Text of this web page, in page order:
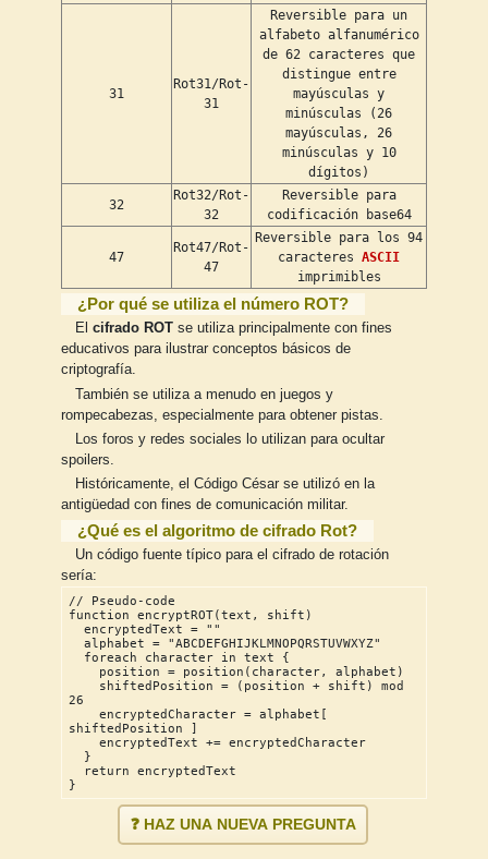
31
Rot31/Rot-
31
Reversible para un
alfabeto alfanumérico
de 62 caracteres que
distingue entre
mayúsculas y
minúsculas (26
mayúsculas, 26
minúsculas y 10
dígitos)
32
Rot32/Rot-
32
Reversible para
codificación base64
47
Rot47/Rot-
47
Reversible para los 94
caracteres ASCII
imprimibles
¿Por qué se utiliza el número ROT?
El cifrado ROTse utiliza principalmente con fines
educativos para ilustrar conceptos básicos de
criptografía.
También se utiliza a menudo en juegos y
rompecabezas, especialmente para obtener pistas.
Los foros y redes sociales lo utilizan para ocultar
spoilers.
Históricamente, el Código César se utilizó en la
antigüedad con fines de comunicación militar.
¿Qué es el algoritmo de cifrado Rot?
Un código fuente típico para el cifrado de rotación
sería:
// Pseudo-code
function encryptROT(text, shift)
  encryptedText = ""
  alphabet = "ABCDEFGHIJKLMNOPQRSTUVWXYZ"
  foreach character in text {
    position = position(character, alphabet)
26
shiftedPosition ]
    encryptedText += encryptedCharacter
  }
  return encryptedText
}
❓ HAZ UNA NUEVA PREGUNTA